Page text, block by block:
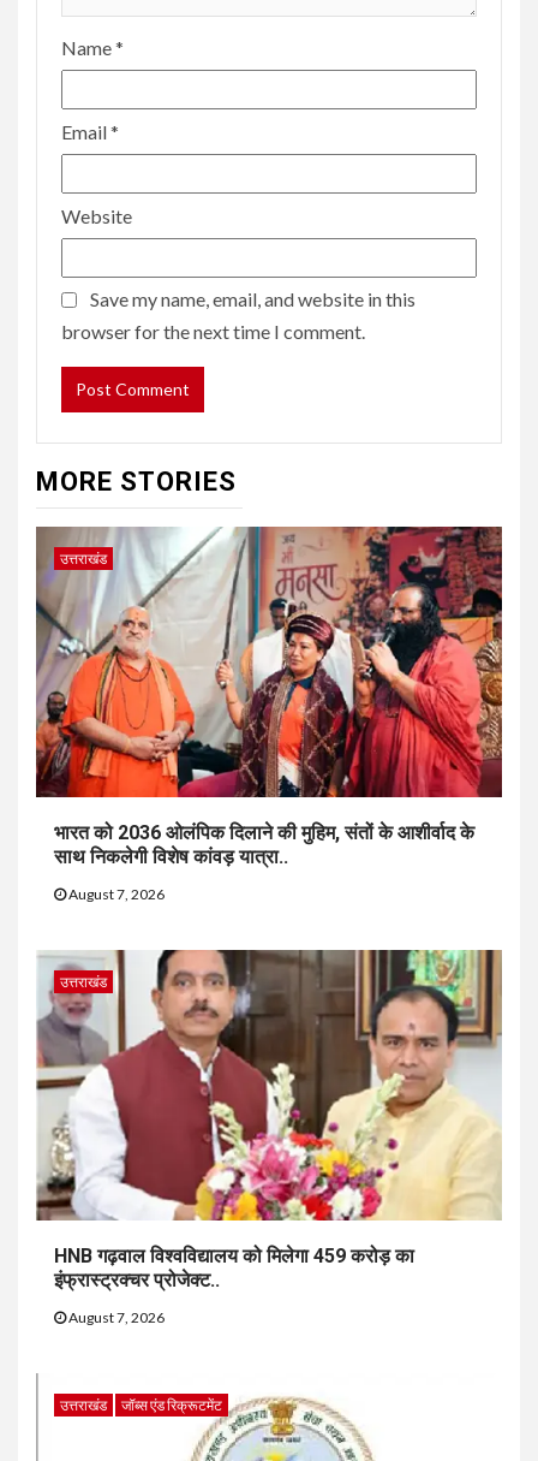
Name*
Email*
Website
Save my name, email, and website in this
browser for the next time I comment.
MORE STORIES
उत्तराखंड
भारत को 2036 ओलंपिक दिलाने की मुहिम, संतों के आशीर्वाद के
साथ निकलेगी विशेष कांवड़ यात्रा..
August 7, 2026
उत्तराखंड
HNB गढ़वाल विश्वविद्यालय को मिलेगा 459 करोड़ का
इंफ्रास्ट्रक्चर प्रोजेक्ट..
August 7, 2026
उत्तराखंड जॉब्स एंड रिक्रूटमेंट